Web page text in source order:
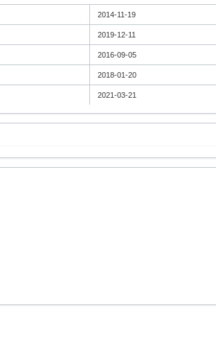
2014-11-19
2019-12-11
2016-09-05
2018-01-20
2021-03-21